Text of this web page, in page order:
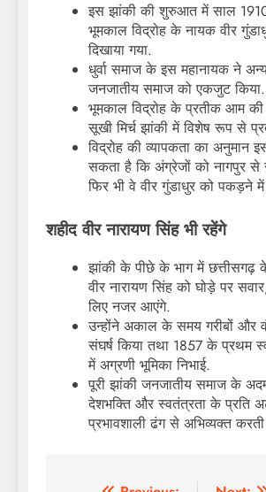
इस झांकी की शुरुआत में साल
भूमकाल विद्रोह के नायक वीर
दिखाया गया.
धुर्वा समाज के इस महानायक ने
जनजातीय समाज को एकजुट किया.
भूमकाल विद्रोह के प्रतीक आम
सूखी मिर्च झांकी में विशेष रूप से
विद्रोह की व्यापकता का अनुमान
सकता है कि अंग्रेजों को नागपुर से
फिर भी वे वीर गुंडाधुर को
शहीद वीर नारायण सिंह भी रहेंगे
झांकी के पीछे के भाग में छत्तीसगढ़
वीर नारायण सिंह को घोड़े पर
लिए नजर आएंगे.
उन्होंने अकाल के समय गरीबों और
संघर्ष किया तथा 1857 के प्रथम
में अग्रणी भूमिका निभाई.
पूरी झांकी जनजातीय समाज के
देशभक्ति और स्वतंत्रता के प्रति
प्रभावशाली ढंग से अभिव्यक्त